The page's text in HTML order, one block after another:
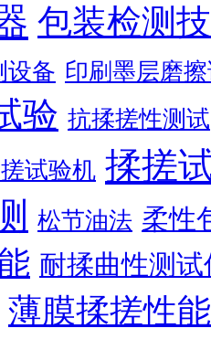
包装检测
设备 印刷墨层磨
验 抗揉搓性测试
试验机 揉搓
松节油法 柔性
耐揉曲性测试
薄膜揉搓性